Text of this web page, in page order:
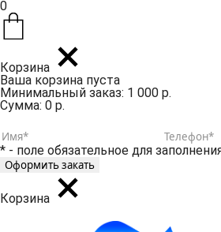
0
Корзина
Ваша корзина пуста
Минимальный заказ: 1 000 р.
Сумма: 0 р.
* - поле обязательное для
Корзина